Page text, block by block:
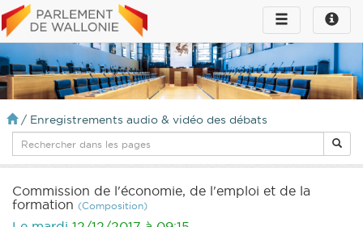
Toggle
infos
Toggle
navigation
/ Enregistrements audio & vidéo des débats
Commission de l'économie, de l'emploi et de la
formation (Composition)